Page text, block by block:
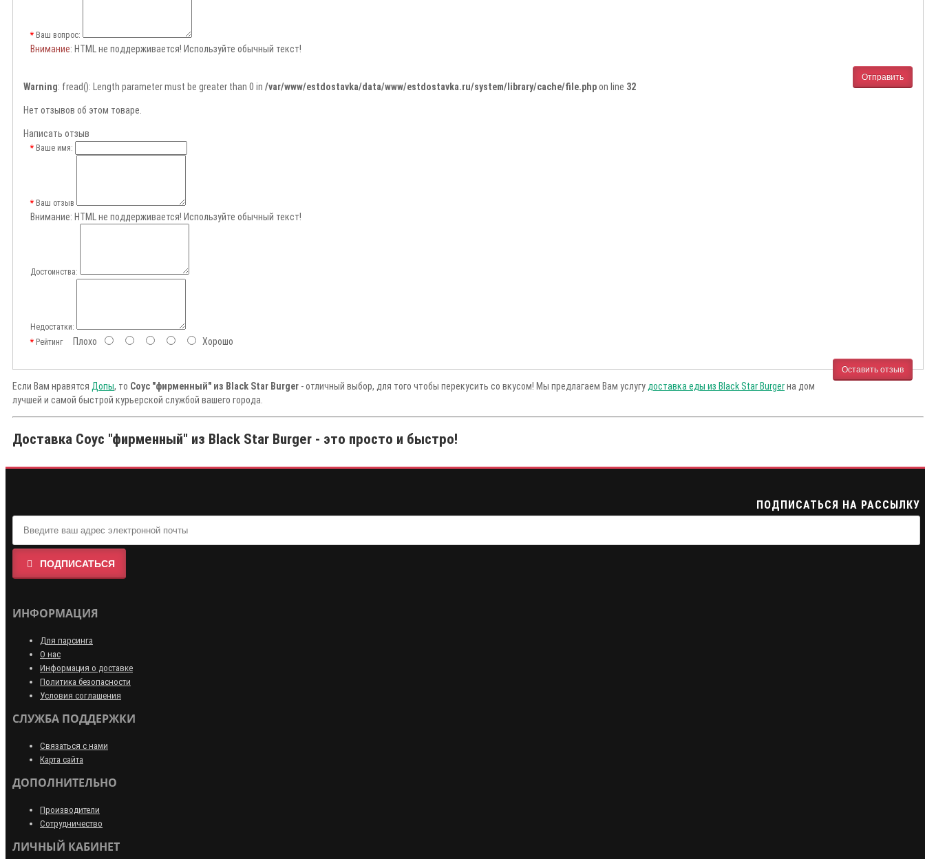
Ваш вопрос:
Внимание: HTML не поддерживается! Используйте обычный текст!
Отправить
Warning: fread(): Length parameter must be greater than 0 in /var/www/estdostavka/data/www/estdostavka.ru/system/library/cache/file.phpon line 32
Нет отзывов об этом товаре.
Написать отзыв
Ваше имя:
Ваш отзыв
Внимание: HTML не поддерживается! Используйте обычный текст!
Достоинства:
Недостатки:
РейтингПлохо Хорошо
Оставить отзыв
Если Вам нравятся Допы, то Соус "фирменный" из Black Star Burger - отличный выбор, для того чтобы перекусить со вкусом! Мы предлагаем Вам услугу доставка еды из Black Star Burgerна дом
лучшей и самой быстрой курьерской службой вашего города.
Доставка Соус "фирменный" из Black Star Burger - это просто и быстро!
ПОДПИСАТЬСЯ НА РАССЫЛКУ
ПОДПИСАТЬСЯ
ИНФОРМАЦИЯ
Для парсинга
О нас
Информация о доставке
Политика безопасности
Условия соглашения
СЛУЖБА ПОДДЕРЖКИ
Связаться с нами
Карта сайта
ДОПОЛНИТЕЛЬНО
Производители
Сотрудничество
ЛИЧНЫЙ КАБИНЕТ